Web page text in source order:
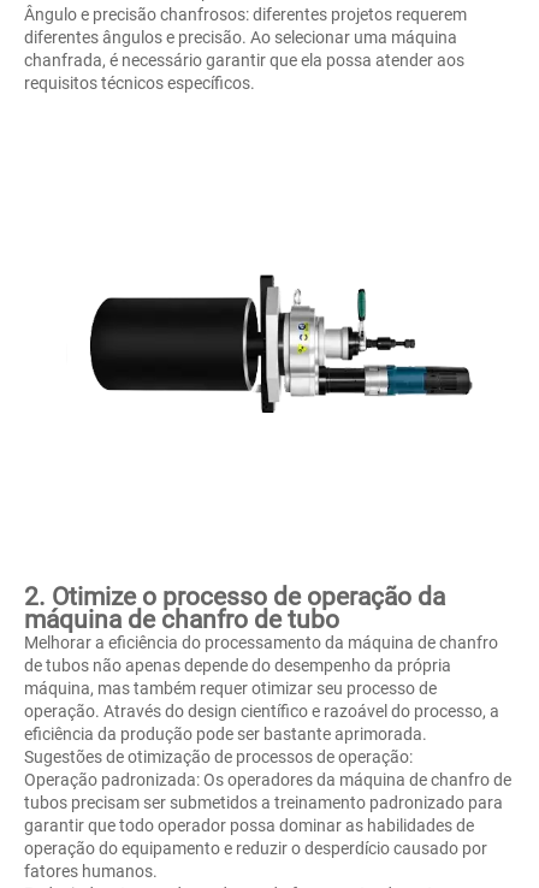
Ângulo e precisão chanfrosos: diferentes projetos requerem
diferentes ângulos e precisão. Ao selecionar uma máquina
chanfrada, é necessário garantir que ela possa atender aos
requisitos técnicos específicos.
2. Otimize o processo de operação da
máquina de chanfro de tubo
Melhorar a eficiência do processamento da máquina de chanfro
de tubos não apenas depende do desempenho da própria
máquina, mas também requer otimizar seu processo de
operação. Através do design científico e razoável do processo, a
eficiência da produção pode ser bastante aprimorada.
Sugestões de otimização de processos de operação:
Operação padronizada: Os operadores da máquina de chanfro de
tubos precisam ser submetidos a treinamento padronizado para
garantir que todo operador possa dominar as habilidades de
operação do equipamento e reduzir o desperdício causado por
fatores humanos.